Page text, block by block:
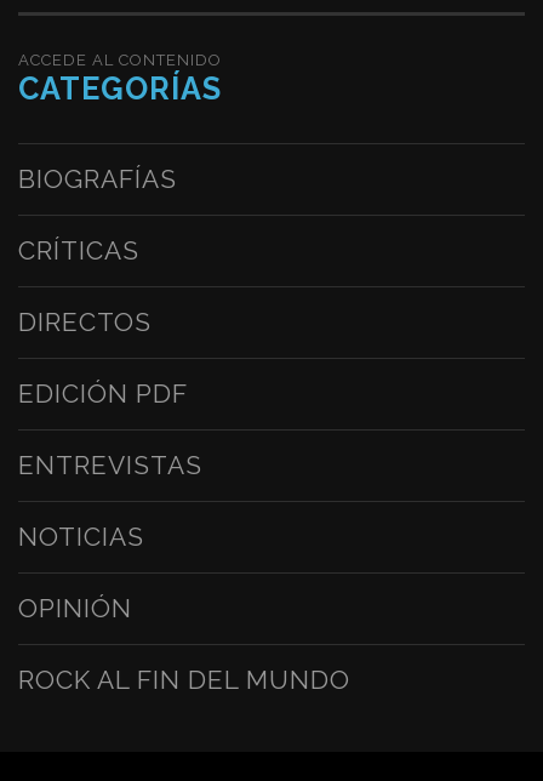
ACCEDE AL CONTENIDO
CATEGORÍAS
BIOGRAFÍAS
CRÍTICAS
DIRECTOS
EDICIÓN PDF
ENTREVISTAS
NOTICIAS
OPINIÓN
ROCK AL FIN DEL MUNDO